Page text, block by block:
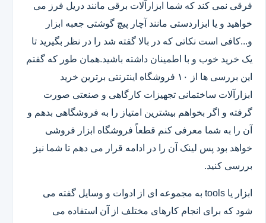
فرقی نمی کند که شما ابزارآلات برقی مانند دریل فرز می
خواهید و یا ابزاردستی مانند آچار پیچ گوشتی جعبه ابزار
و...کافی است نکاتی که در بالا گفته شد را در نظر بگیرید تا
یک خرید خوب و با اطمینان داشته باشید.همان طور که گفتم
این بررسی ها از ۱۰ فروشگاه اینترنتی برترین خرید
ابزارآلات ساختمانی تجهیزات کارگاهی و صنعتی صورت
گرفته و اگر بخواهم بیشترین امتیاز را به فروشگاهی بدهم و
آن را به شما معرفی کنم قطعاً فروشگاه ابزار فروشی
خواهد بود پس لینک آن را در ادامه قرار می دهم تا شما نیز
بررسی کنید.
ابزار یا tools به مجموعه ای از ادوات و وسایل گفته می
شود که برای انجام کارهای مختلف از آن استفاده می